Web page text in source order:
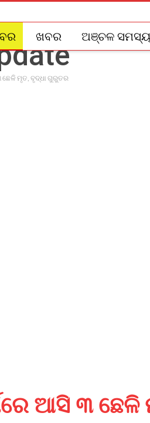
ଖବର ଅଞ୍ଚଳ
ଛେଳି ମୃତ, ବୃଦ୍ଧା ଗୁରୁତର
ଆସି ୩